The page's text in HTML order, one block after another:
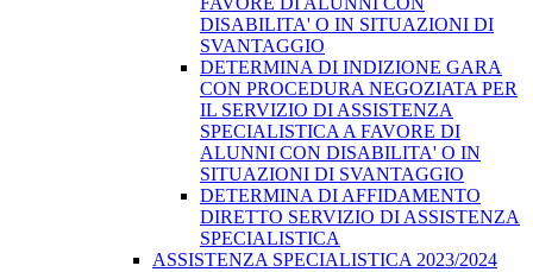
DISABILITA' O IN SITUAZIONI DI
SVANTAGGIO
DETERMINA DI INDIZIONE GARA
CON PROCEDURA NEGOZIATA PER
IL SERVIZIO DI ASSISTENZA
SPECIALISTICA A FAVORE DI
ALUNNI CON DISABILITA' O IN
SITUAZIONI DI SVANTAGGIO
DETERMINA DI AFFIDAMENTO
DIRETTO SERVIZIO DI ASSISTENZA
SPECIALISTICA
ASSISTENZA SPECIALISTICA 2023/2024